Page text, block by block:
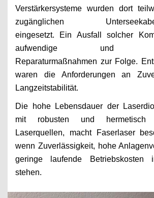
Verstärkersysteme wurden dort
zugänglichen Unterseekabel-
eingesetzt. Ein Ausfall solcher
aufwendige und
Reparaturmaßnahmen zur Folge.
waren die Anforderungen an
Langzeitstabilität.
Die hohe Lebensdauer der
mit robusten und hermetisch
Laserquellen, macht Faserlaser
wenn Zuverlässigkeit, hohe
geringe laufende Betriebskosten
stehen.